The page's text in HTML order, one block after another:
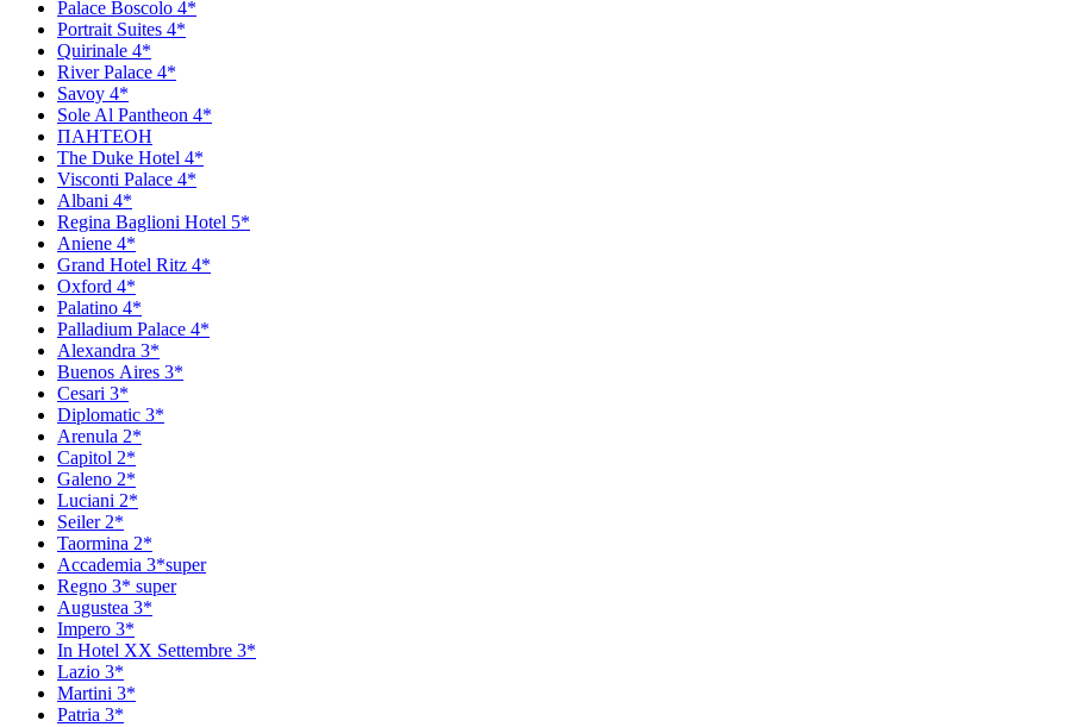
Palace Boscolo 4*
Portrait Suites 4*
Quirinale 4*
River Palace 4*
Savoy 4*
Sole Al Pantheon 4*
ПАНТЕОН
The Duke Hotel 4*
Visconti Palace 4*
Аlbani 4*
Regina Baglioni Hotel 5*
Aniene 4*
Grand Hotel Ritz 4*
Oxford 4*
Рalatino 4*
Рalladium Рalace 4*
Аlexandra 3*
Вuenos Аires 3*
Сesari 3*
Diplomatic 3*
Arenula 2*
Capitol 2*
Galeno 2*
Luciani 2*
Seiler 2*
Taormina 2*
Accademia 3*super
Regno 3* super
Augustea 3*
Impero 3*
In Hotel XX Settembre 3*
Lazio 3*
Martini 3*
Patria 3*